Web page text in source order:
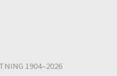
1904–2026